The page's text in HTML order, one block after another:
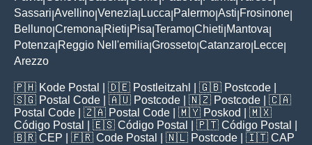
Sassari Avellino Venezia Lucca Palermo Asti Frosinone
Belluno Cremona Rieti Pisa Teramo Chieti Mantova
Potenza Reggio Nell'emilia Grosseto Catanzaro Lecce
Arezzo
🇵🇭 Kode Postal | 🇩🇪 Postleitzahl | 🇬🇧 Postcode
🇸🇬 Postal Code | 🇦🇺 Postcode | 🇳🇿 Postcode | 🇨🇦
Postal Code | 🇿🇦 Postal Code | 🇲🇾 Poskod
| 🇲🇽
Código Postal
| 🇪🇸 Código Postal | 🇵🇹 Código Postal
🇧🇷 CEP | 🇫🇷 Code Postal | 🇳🇱 Postcode | 🇮🇹 CAP